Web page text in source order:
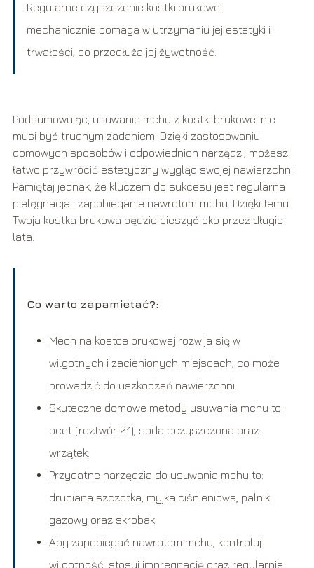
Regularne czyszczenie kostki brukowej
mechanicznie pomaga w utrzymaniu jej estetyki i
trwałości, co przedłuża jej żywotność.
Podsumowując, usuwanie mchu z kostki brukowej nie
musi być trudnym zadaniem. Dzięki zastosowaniu
domowych sposobów i odpowiednich narzędzi, możesz
łatwo przywrócić estetyczny wygląd swojej nawierzchni.
Pamiętaj jednak, że kluczem do sukcesu jest regularna
pielęgnacja i zapobieganie nawrotom mchu. Dzięki temu
Twoja kostka brukowa będzie cieszyć oko przez długie
lata.
Co warto zapamietać?:
Mech na kostce brukowej rozwija się w
wilgotnych i zacienionych miejscach, co może
prowadzić do uszkodzeń nawierzchni.
Skuteczne domowe metody usuwania mchu to:
ocet (roztwór 2:1), soda oczyszczona oraz
wrzątek.
Przydatne narzędzia do usuwania mchu to:
druciana szczotka, myjka ciśnieniowa, palnik
gazowy oraz skrobak.
Aby zapobiegać nawrotom mchu, kontroluj
wilgotność, stosuj impregnację oraz regularnie